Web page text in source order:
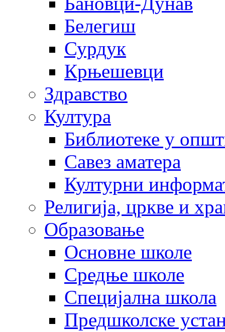
Белегиш
Сурдук
Крњешевци
Здравство
Култура
Библиотеке у
Савез аматера
Културни
Религија, цркве и
Образовање
Основне школе
Средње школе
Специјална школа
Предшколске